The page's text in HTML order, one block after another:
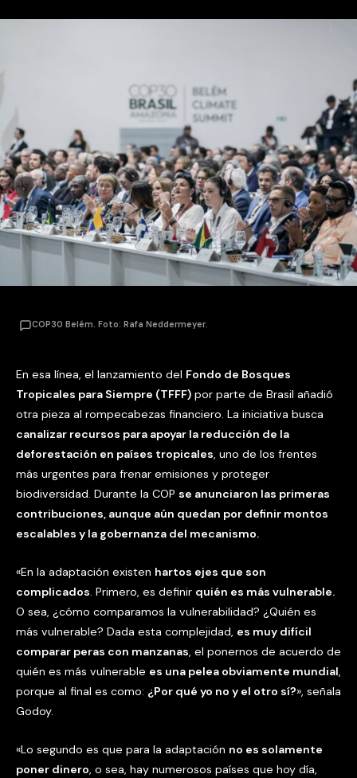
COP30 Belém. Foto: Rafa Neddermeyer.
En esa línea, el lanzamiento del Fondo de Bosques
Tropicales para Siempre (TFFF) por parte de Brasil añadió
otra pieza al rompecabezas financiero. La iniciativa busca
canalizar recursos para apoyar la reducción de la
deforestación en países tropicales, uno de los frentes
más urgentes para frenar emisiones y proteger
biodiversidad. Durante la COP se anunciaron las primeras
contribuciones, aunque aún quedan por definir montos
escalables y la gobernanza del mecanismo.
«En la adaptación existen hartos ejes que son
complicados. Primero, es definir quién es más vulnerable.
O sea, ¿cómo comparamos la vulnerabilidad? ¿Quién es
más vulnerable? Dada esta complejidad, es muy difícil
comparar peras con manzanas, el ponernos de acuerdo de
quién es más vulnerable es una pelea obviamente mundial,
porque al final es como: ¿Por qué yo no y el otro sí?», señala
Godoy.
«Lo segundo es que para la adaptación no es solamente
poner dinero, o sea, hay numerosos países que hoy día,